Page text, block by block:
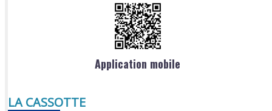
Application mobile
LA CASSOTTE